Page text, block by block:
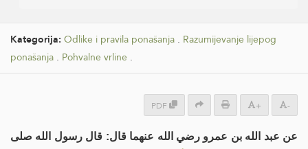
Kategorija: Odlike i pravila ponašanja . Razumijevanje lijepog
ponašanja . Pohvalne vrline .
PDF + -
عن عبد الله بن عمرو رضي الله عنهما قال: قال رسول الله صلى